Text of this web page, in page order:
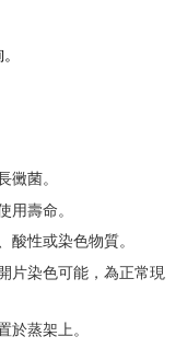
黴菌。
用壽命。
酸性或染色物質。
片染色可能，為正常現
於蒸架上。